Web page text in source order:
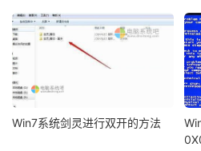
Win7系统剑灵进行双开的方法